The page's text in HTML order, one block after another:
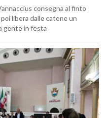
consegna al finto
libera dalle catene un
gente in festa